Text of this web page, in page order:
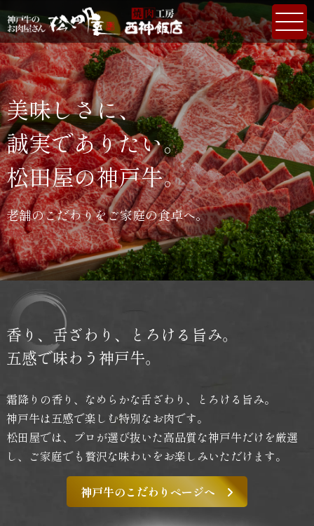
美味しさに、
誠実でありたい。
松田屋の神戸牛。
老舗のこだわりをご家庭の食卓へ。
香り、舌ざわり、
とろける旨み。
五感で味わう神戸牛。
霜降りの香り、なめらかな舌ざわり、とろける旨み。
神戸牛は五感で楽しむ特別なお肉です。
松田屋では、プロが選び抜いた高品質な神戸牛だけを厳選
し、 ご家庭でも贅沢な味わいをお楽しみいただけます。
神戸牛のこだわりページへ